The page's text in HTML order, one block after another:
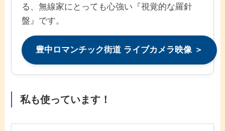
る、無線家にとっても心強い『視覚的な羅針
盤』です。
豊中ロマンチック街道 ライブカメラ映像 ＞
私も使っています！